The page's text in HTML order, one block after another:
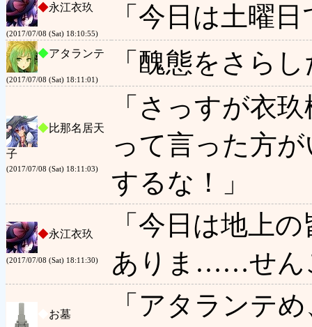
◆永江衣玖
(2017/07/08 (Sat) 18:10:55)
「今日は土曜
◆アタランテ
(2017/07/08 (Sat) 18:11:01)
「醜態をさら
◆比那名居天
子
(2017/07/08 (Sat) 18:11:03)
「さっすが衣
って言った方
するな！」
◆永江衣玖
(2017/07/08 (Sat) 18:11:30)
「今日は地上
ありま……せん
お墓
「アタランテ